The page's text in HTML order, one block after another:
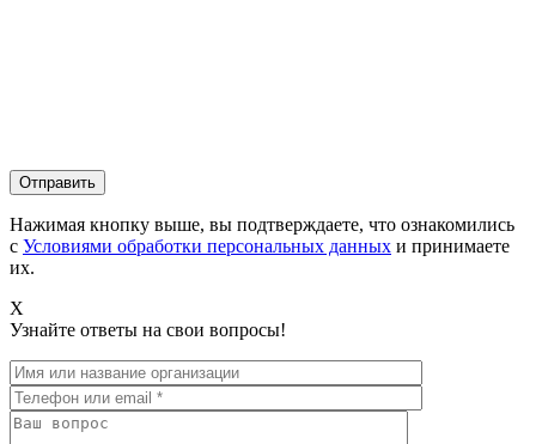
Нажимая кнопку выше, вы подтверждаете, что ознакомились
с Условиями обработки персональных данных и принимаете
их.
X
Узнайте ответы на свои вопросы!